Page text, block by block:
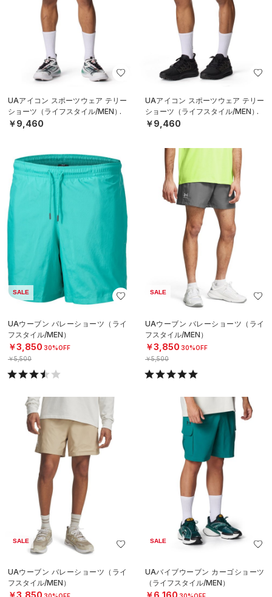
UAアイコン スポーツウェア テリー
ショーツ（ライフスタイル/MEN）
￥9,460
UAアイコン スポーツウェア テリー
ショーツ（ライフスタイル/MEN）
￥9,460
SALE
UAウーブン バレーショーツ（ライ
フスタイル/MEN）
￥3,850 30%OFF
￥5,500
SALE
UAウーブン バレーショーツ（ライ
フスタイル/MEN）
￥3,850 30%OFF
￥5,500
SALE
UAウーブン バレーショーツ（ライ
フスタイル/MEN）
SALE
UAバイブウーブン カーゴショーツ
（ライフスタイル/MEN）